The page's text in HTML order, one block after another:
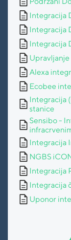
description Integracija
description Integracija
description Integracija
description
description Alexa
description Ecobee
description Integracija
stanice
description Sensibo -
description Integracija
description NGBS
description Integracija
description Integracija
description Uponor